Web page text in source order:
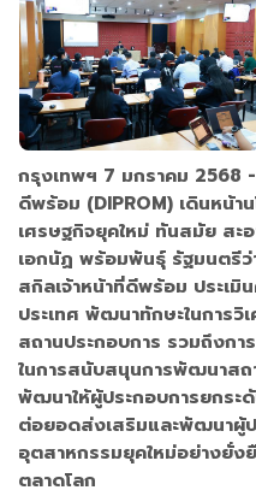
กรุงเทพฯ 7 มกราคม 2568
ดีพร้อม (DIPROM) เดินหน้า
เศรษฐกิจยุคใหม่ ทันสมัย สะ
เอกนัฏ พร้อมพันธุ์ รัฐมนตรี
สกิลเจ้าหน้าที่ดีพร้อม ประเ
ประเทศ พัฒนาทักษะในการวิ
สถานประกอบการ รวมถึงกา
ในการสนับสนุนการพัฒนาสถ
พัฒนาให้ผู้ประกอบการยกระ
ต่อยอดส่งเสริมและพัฒนาผู้
อุตสาหกรรมยุคใหม่อย่างยั่ง
ตลาดโลก